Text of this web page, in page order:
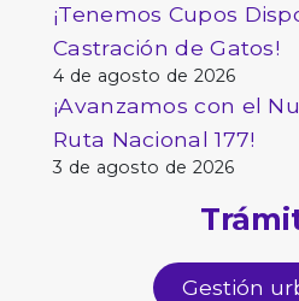
¡Tenemos Cupos
Castración de Gatos!
4 de agosto de 2026
¡Avanzamos con el
Ruta Nacional 177!
3 de agosto de 2026
Gestión